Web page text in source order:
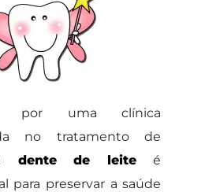
por uma clínica
no tratamento de
dente de leite é
para preservar a saúde